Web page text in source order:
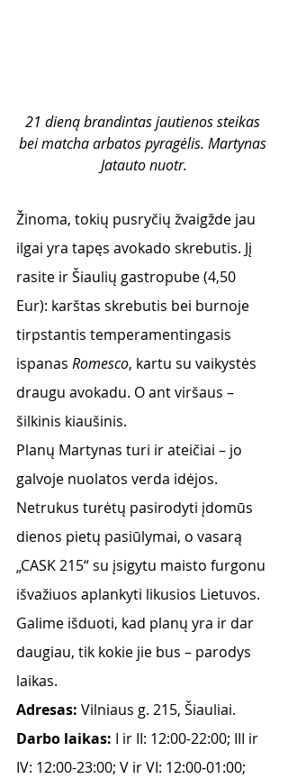
21 dieną brandintas jautienos steikas
bei matcha arbatos pyragėlis. Martynas
Jatauto nuotr.
Žinoma, tokių pusryčių žvaigžde jau
ilgai yra tapęs avokado skrebutis. Jį
rasite ir Šiaulių gastropube (4,50
Eur): karštas skrebutis bei burnoje
tirpstantis temperamentingasis
ispanas Romesco, kartu su vaikystės
draugu avokadu. O ant viršaus –
šilkinis kiaušinis.
Planų Martynas turi ir ateičiai – jo
galvoje nuolatos verda idėjos.
Netrukus turėtų pasirodyti įdomūs
dienos pietų pasiūlymai, o vasarą
„CASK 215“ su įsigytu maisto furgonu
išvažiuos aplankyti likusios Lietuvos.
Galime išduoti, kad planų yra ir dar
daugiau, tik kokie jie bus – parodys
laikas.
Adresas: Vilniaus g. 215, Šiauliai.
Darbo laikas: I ir II: 12:00-22:00; III ir
IV: 12:00-23:00; V ir VI: 12:00-01:00;